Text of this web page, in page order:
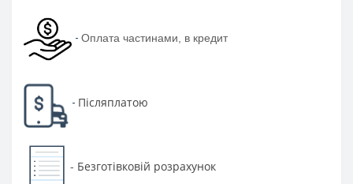
- Оплата частинами, в кредит
- Післяплатою
- Безготівковій розрахунок